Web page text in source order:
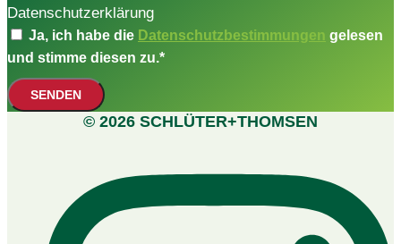
Datenschutzerklärung
Ja, ich habe die Datenschutzbestimmungen gelesen
und stimme diesen zu.*
SENDEN
© 2026 SCHLÜTER+THOMSEN